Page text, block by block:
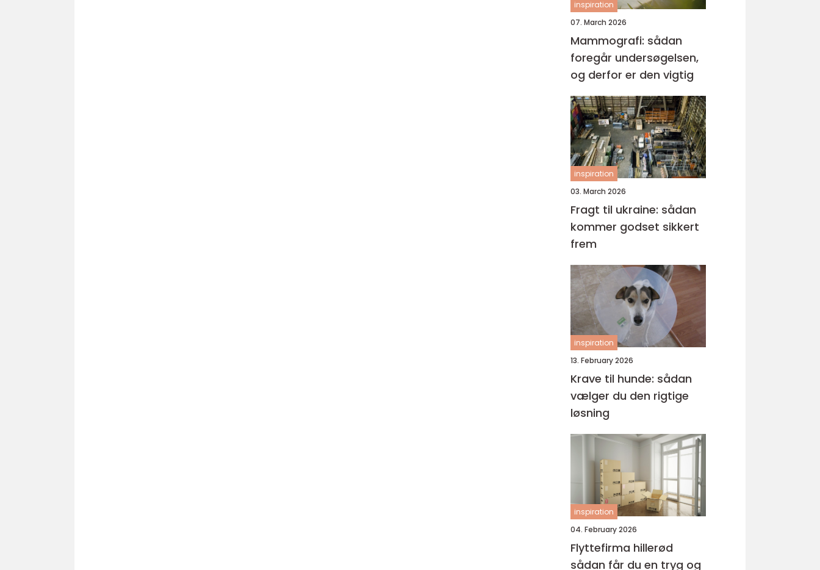
inspiration
07. March 2026
Mammografi: sådan
foregår undersøgelsen,
og derfor er den vigtig
inspiration
03. March 2026
Fragt til ukraine: sådan
kommer godset sikkert
frem
inspiration
13. February 2026
Krave til hunde: sådan
vælger du den rigtige
løsning
inspiration
04. February 2026
Flyttefirma hillerød
sådan får du en tryg og